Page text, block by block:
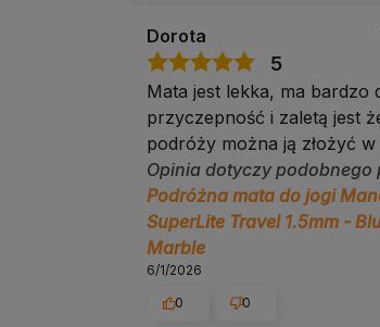
Dorota
5
Mata jest lekka, ma bardzo
przyczepność i zaletą jest
podróży można ją złożyć w
Opinia dotyczy podobnego
Podróżna mata do jogi
SuperLite Travel 1.5mm -
Marble
6/1/2026
0 0